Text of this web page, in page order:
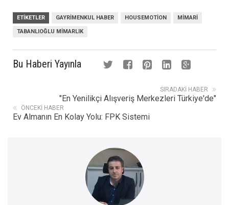
ETIKETLER GAYRIMENKUL HABER HOUSEMOTION MIMARI
TABANLIOĞLU MIMARLIK
Bu Haberi Yayınla
SIRADAKI HABER
"En Yenilikçi Alışveriş Merkezleri Türkiye'de"
ÖNCEKI HABER
Ev Almanın En Kolay Yolu: FPK Sistemi